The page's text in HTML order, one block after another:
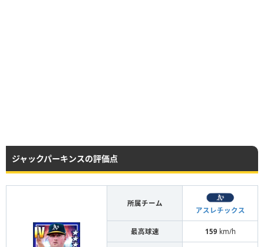
ジャックパーキンスの評価点
所属チーム
アスレチックス
最高球速 159km/h